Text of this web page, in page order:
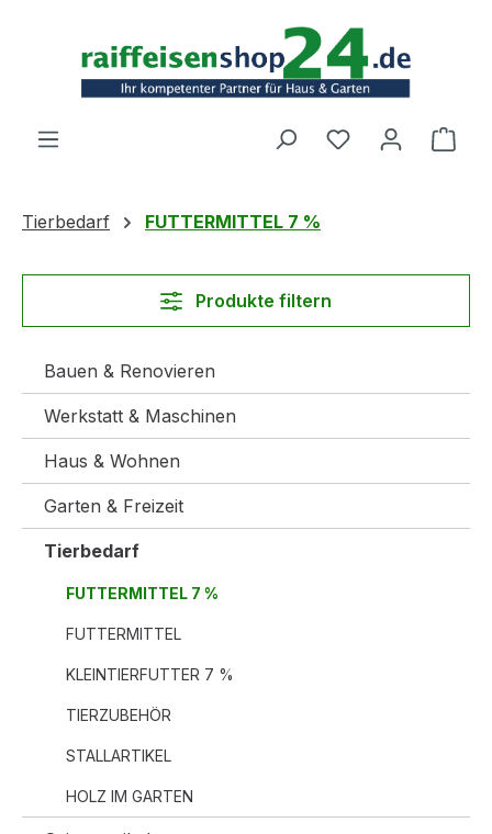
Tierbedarf FUTTERMITTEL 7 %
Produkte filtern
Bauen & Renovieren
Werkstatt & Maschinen
Haus & Wohnen
Garten & Freizeit
Tierbedarf
FUTTERMITTEL 7 %
FUTTERMITTEL
KLEINTIERFUTTER 7 %
TIERZUBEHÖR
STALLARTIKEL
HOLZ IM GARTEN